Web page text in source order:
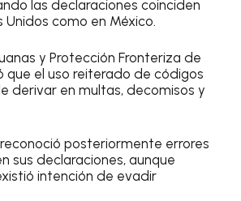
las declaraciones coinciden
como en México.
y Protección Fronteriza de
que el uso reiterado de códigos
derivar en multas, decomisos y
reconoció posteriormente errores
sus declaraciones, aunque
intención de evadir